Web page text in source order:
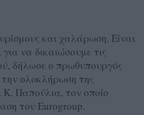
και χαλάρωση. Είναι
να δικαιώσουμε τις
δήλωσε ο πρωθυπουργός
ολοκλήρωση της
Κ. Παπούλια, τον οποίο
του Eurogroup.